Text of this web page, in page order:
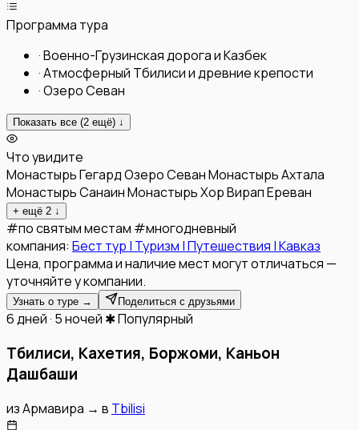
Программа тура
·Военно-Грузинская дорога и Казбек
·Атмосферный Тбилиси и древние крепости
·Озеро Севан
Показать все (2 ещё) ↓
Что увидите
Монастырь ГегардОзеро СеванМонастырь Ахтала
Монастырь СанаинМонастырь Хор ВирапЕреван
+ ещё 2 ↓
#по святым местам #многодневный
компания: Бест тур | Туризм | Путешествия | Кавказ
Цена, программа и наличие мест могут отличаться —
уточняйте у компании.
Узнать о туре → Поделиться с друзьями
6 дней · 5 ночей ✱ Популярный
Тбилиси, Кахетия, Боржоми, Каньон
Дашбаши
изАрмавира → в Tbilisi